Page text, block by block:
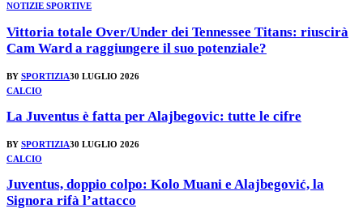
NOTIZIE SPORTIVE
Vittoria totale Over/Under dei Tennessee Titans: riuscirà
Cam Ward a raggiungere il suo potenziale?
BY SPORTIZIA30 LUGLIO 2026
CALCIO
La Juventus è fatta per Alajbegovic: tutte le cifre
BY SPORTIZIA30 LUGLIO 2026
CALCIO
Juventus, doppio colpo: Kolo Muani e Alajbegović, la
Signora rifà l’attacco